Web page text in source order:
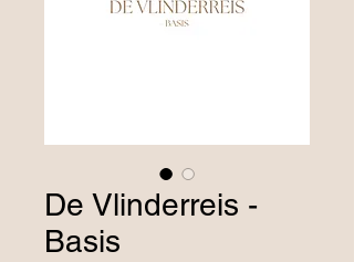
De Vlinderreis -
Basis